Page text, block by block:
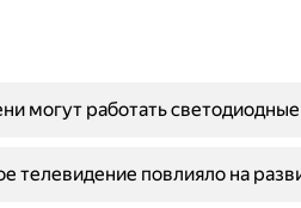
могут работать
телевидение повлияло на